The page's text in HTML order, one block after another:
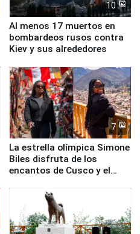
10
Al menos 17 muertos en
bombardeos rusos contra
Kiev y sus alrededores
7
La estrella olímpica Simone
Biles disfruta de los
encantos de Cusco y el